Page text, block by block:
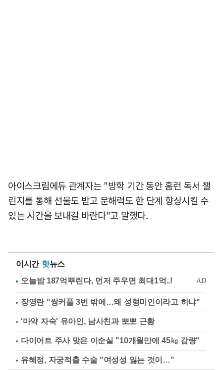
아이스크림에듀 관계자는 "방학 기간 동안 홈런 독서 챌
린지를 통해 선물도 받고 문해력도 한 단계 향상시킬 수
있는 시간을 보내길 바란다"고 말했다.
이시간 핫뉴스
장영란 "쌍커풀 3번 밖에…왜 성형미인이라고 하냐"
'마약 자숙' 유아인, 남사친과 뽀뽀 근황
다이어트 주사 맞은 이순실 "10개월만에 45㎏ 감량"
유혜정, 자궁적출 수술 "여성성 잃는 것이…"